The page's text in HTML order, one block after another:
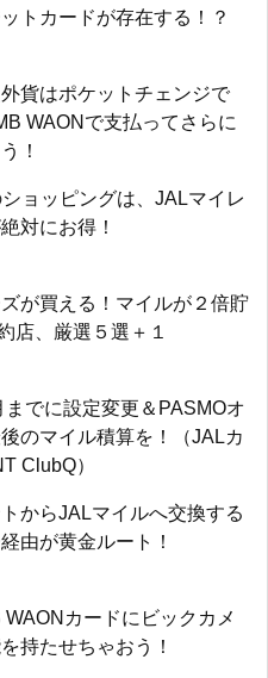
トカードが存在する！？
貨はポケットチェンジで
WAONで支払ってさらに
！
ョッピングは、JALマイレ
対にお得！
が買える！マイルが２倍貯
店、厳選５選＋１
でに設定変更＆PASMOオ
のマイル積算を！（JALカ
ClubQ）
からJALマイルへ交換する
由が黄金ルート！
カードにビックカメ
持たせちゃおう！